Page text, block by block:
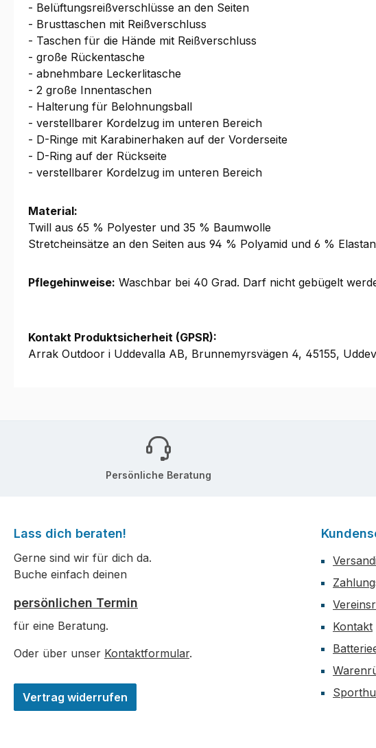
- Belüftungsreißverschlüsse an den Seiten
- Brusttaschen mit Reißverschluss
- Taschen für die Hände mit Reißverschluss
- große Rückentasche
- abnehmbare Leckerlitasche
- 2 große Innentaschen
- Halterung für Belohnungsball
- verstellbarer Kordelzug im unteren Bereich
- D-Ringe mit Karabinerhaken auf der Vorderseite
- D-Ring auf der Rückseite
- verstellbarer Kordelzug im unteren Bereich
Material:
Twill aus 65 % Polyester und 35 % Baumwolle
Stretcheinsätze an den Seiten aus 94 % Polyamid und 6 % Elastan
Pflegehinweise: Waschbar bei 40 Grad. Darf nicht gebügelt
Kontakt Produktsicherheit (GPSR):
Arrak Outdoor i Uddevalla AB, Brunnemyrsvägen 4, 45155,
Persönliche Beratung
Lass dich beraten!
Gerne sind wir für dich da.
Buche einfach deinen
persönlichen Termin
für eine Beratung.
Oder über unser Kontaktformular.
Vertrag widerrufen
Kontakt